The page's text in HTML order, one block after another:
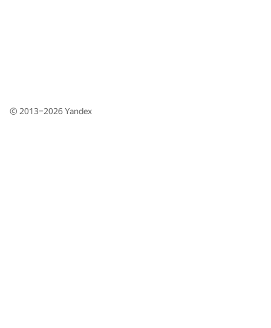
© 2013–2026Yandex